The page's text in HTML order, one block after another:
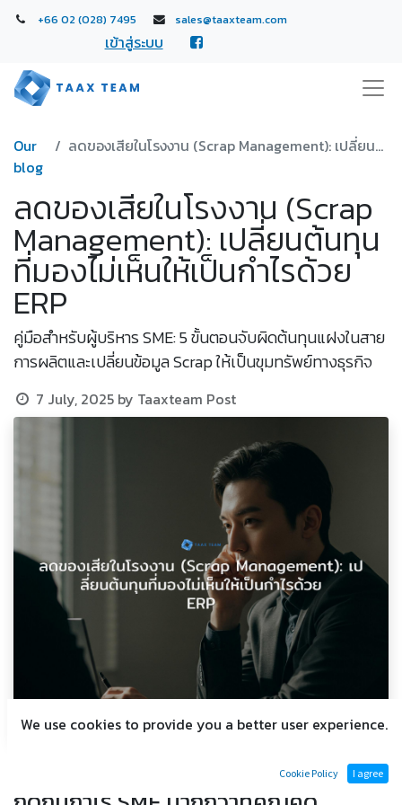
+66 02 (028) 7495 sales@taaxteam.com
เข้าสู่ระบบ
Our
blog
ลดของเสียในโรงงาน (Scrap Management): เปลี่ยนต้นทุนที่มองไม่เห็นให้เป็นกำไรด้วย ERP
ลดของเสียในโรงงาน (Scrap
Management): เปลี่ยนต้นทุน
ที่มองไม่เห็นให้เป็นกำไรด้วย
ERP
คู่มือสำหรับผู้บริหาร SME: 5 ขั้นตอนจับผิดต้นทุนแฝงในสาย
การผลิตและเปลี่ยนข้อมูล Scrap ให้เป็นขุมทรัพย์ทางธุรกิจ
7 July, 2025 by Taaxteam Post
ทำไม 'ของเสีย' (Scrap) คือต้นทุนเงียบที่
We use cookies to provide you a better user experience.
Cookie Policy I agree